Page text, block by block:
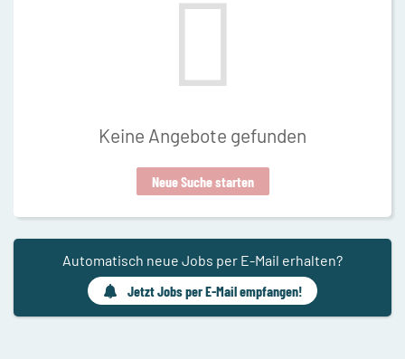
Keine Angebote gefunden
Neue Suche starten
Automatisch neue Jobs per E-Mail erhalten?
Jetzt Jobs per E-Mail empfangen!